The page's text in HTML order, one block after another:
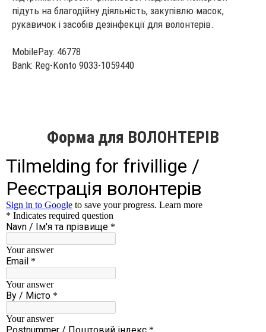
підуть на благодійну діяльність, закупівлю масок,
рукавичок і засобів дезінфекції для волонтерів.
MobilePay: 46778
Bank: Reg-Konto 9033-1059440
Форма для ВОЛОНТЕРІВ